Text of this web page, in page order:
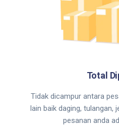
Total
Tidak dicampur antara
lain baik daging, tulangan,
pesanan anda